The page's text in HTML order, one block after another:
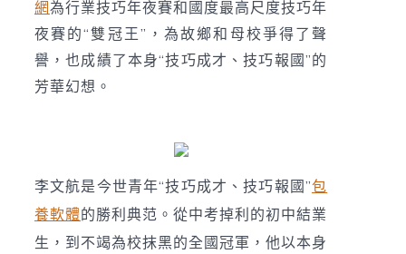
網為行業技巧年夜賽和國度最高尺度技巧年
夜賽的“雙冠王”，為故鄉和母校爭得了聲
譽，也成績了本身“技巧成才、技巧報國”的
芳華幻想。
李文航是今世青年“技巧成才、技巧報國”包
養軟體的勝利典范。從中考掉利的初中結業
生，到不竭為校抹黑的全國冠軍，他以本身